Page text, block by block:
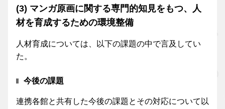
(3) マンガ原画に関する専門的知見をもつ、人
材を育成するための環境整備
人材育成については、以下の課題の中で言及してい
た。
今後の課題
連携各館と共有した今後の課題とその対応について以